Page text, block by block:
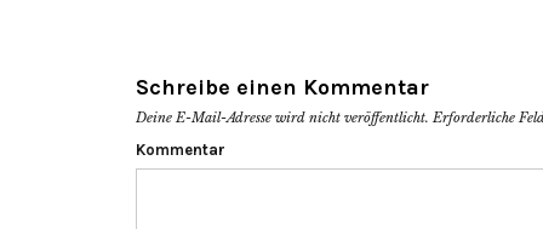
Schreibe einen Kommentar
Deine E-Mail-Adresse wird nicht veröffentlicht. Erforderliche
Kommentar